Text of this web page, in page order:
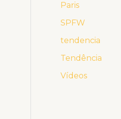
Paris
SPFW
tendencia
Tendência
Vídeos